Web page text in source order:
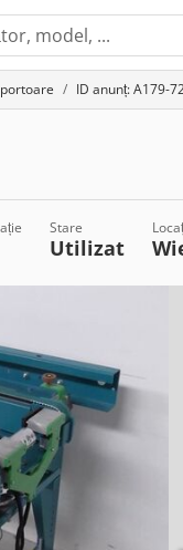
ID anunț: A179-
Stare
Utilizat